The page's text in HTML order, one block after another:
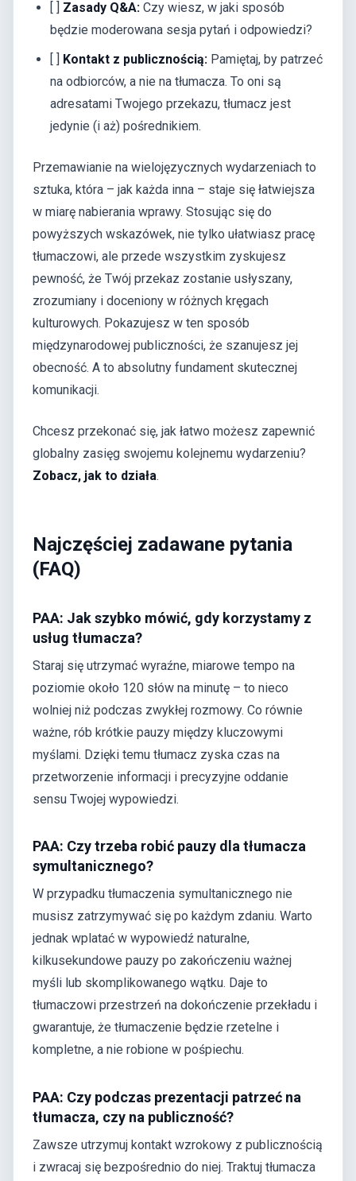
[ ] Zasady Q&A: Czy wiesz, w jaki sposób
będzie moderowana sesja pytań i odpowiedzi?
[ ] Kontakt z publicznością: Pamiętaj, by patrzeć
na odbiorców, a nie na tłumacza. To oni są
adresatami Twojego przekazu, tłumacz jest
jedynie (i aż) pośrednikiem.
Przemawianie na wielojęzycznych wydarzeniach to
sztuka, która – jak każda inna – staje się łatwiejsza
w miarę nabierania wprawy. Stosując się do
powyższych wskazówek, nie tylko ułatwiasz pracę
tłumaczowi, ale przede wszystkim zyskujesz
pewność, że Twój przekaz zostanie usłyszany,
zrozumiany i doceniony w różnych kręgach
kulturowych. Pokazujesz w ten sposób
międzynarodowej publiczności, że szanujesz jej
obecność. A to absolutny fundament skutecznej
komunikacji.
Chcesz przekonać się, jak łatwo możesz zapewnić
globalny zasięg swojemu kolejnemu wydarzeniu?
Zobacz, jak to działa.
Najczęściej zadawane pytania
(FAQ)
PAA: Jak szybko mówić, gdy korzystamy z
usług tłumacza?
Staraj się utrzymać wyraźne, miarowe tempo na
poziomie około 120 słów na minutę – to nieco
wolniej niż podczas zwykłej rozmowy. Co równie
ważne, rób krótkie pauzy między kluczowymi
myślami. Dzięki temu tłumacz zyska czas na
przetworzenie informacji i precyzyjne oddanie
sensu Twojej wypowiedzi.
PAA: Czy trzeba robić pauzy dla tłumacza
symultanicznego?
W przypadku tłumaczenia symultanicznego nie
musisz zatrzymywać się po każdym zdaniu. Warto
jednak wplatać w wypowiedź naturalne,
kilkusekundowe pauzy po zakończeniu ważnej
myśli lub skomplikowanego wątku. Daje to
tłumaczowi przestrzeń na dokończenie przekładu i
gwarantuje, że tłumaczenie będzie rzetelne i
kompletne, a nie robione w pośpiechu.
PAA: Czy podczas prezentacji patrzeć na
tłumacza, czy na publiczność?
Zawsze utrzymuj kontakt wzrokowy z publicznością
i zwracaj się bezpośrednio do niej. Traktuj tłumacza